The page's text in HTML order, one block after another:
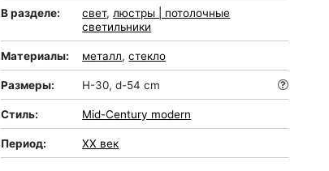
В разделе: свет, люстры | потолочные
светильники
Материалы: металл,стекло
Размеры: H-30, d-54 cm
Стиль: Mid-Сentury modern
Период: XX век